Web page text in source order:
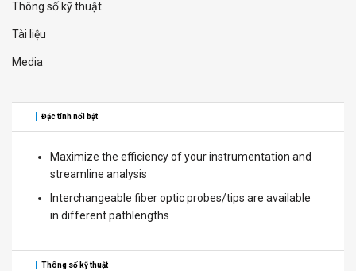
Thông số kỹ thuật
Tài liệu
Media
Đặc tính nổi bật
Maximize the efficiency of your instrumentation and
streamline analysis
Interchangeable fiber optic probes/tips are available
in different pathlengths
Thông số kỹ thuật